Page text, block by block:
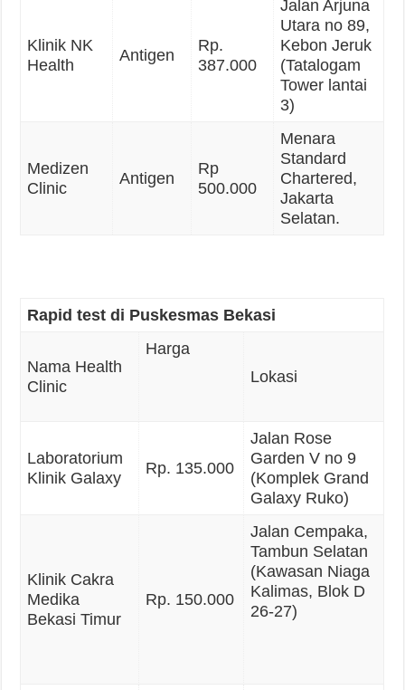
Klinik NK
Health
Antigen
Rp.
387.000
Jalan Arjuna
Utara no 89,
Kebon Jeruk
(Tatalogam
Tower lantai
3)
Medizen
Clinic
Antigen
Rp
500.000
Menara
Standard
Chartered,
Jakarta
Selatan.
Rapid test di Puskesmas Bekasi
Nama Health
Clinic
Harga
Lokasi
Laboratorium
Klinik Galaxy
Rp. 135.000
Jalan Rose
Garden V no 9
(Komplek Grand
Galaxy Ruko)
Klinik Cakra
Medika
Bekasi Timur
Rp. 150.000
Jalan Cempaka,
Tambun Selatan
(Kawasan Niaga
Kalimas, Blok D
26-27)